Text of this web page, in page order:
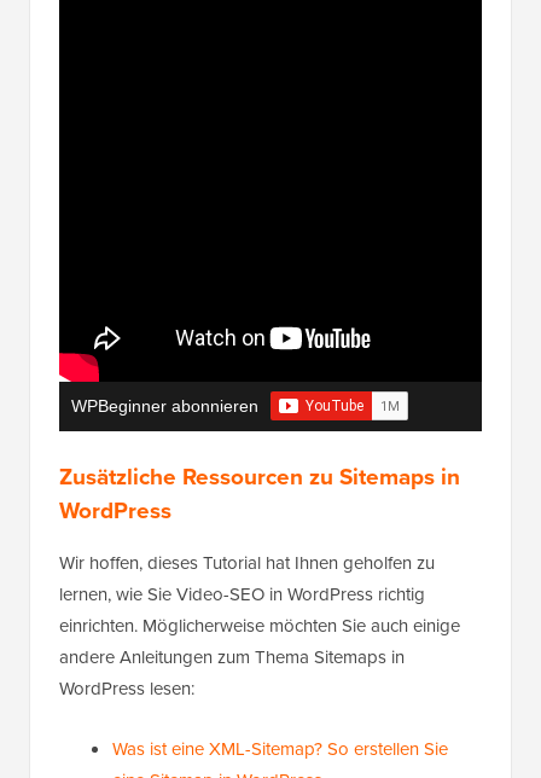
WPBeginner abonnieren
Zusätzliche Ressourcen zu Sitemaps in
WordPress
Wir hoffen, dieses Tutorial hat Ihnen geholfen zu
lernen, wie Sie Video-SEO in WordPress richtig
einrichten. Möglicherweise möchten Sie auch einige
andere Anleitungen zum Thema Sitemaps in
WordPress lesen:
Was ist eine XML-Sitemap? So erstellen Sie